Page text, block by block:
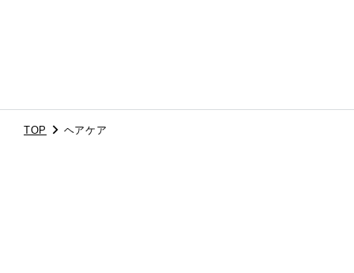
TOP ヘアケア